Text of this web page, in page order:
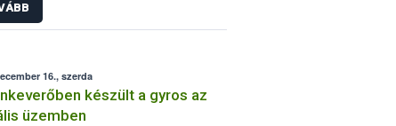
16., szerda
készült a gyros az
üzemben